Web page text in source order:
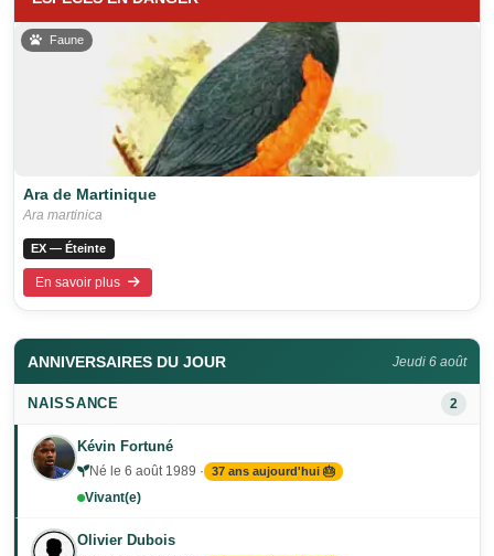
Faune
Ara de Martinique
Ara martinica
EX — Éteinte
En savoir plus
ANNIVERSAIRES DU JOUR Jeudi 6 août
NAISSANCE 2
Kévin Fortuné
Né le 6 août 1989 · 37 ans aujourd'hui 🎂
Vivant(e)
Olivier Dubois